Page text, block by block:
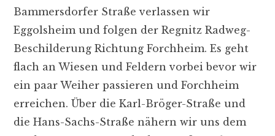
Bammersdorfer Straße verlassen wir
Eggolsheim und folgen der Regnitz Radweg-
Beschilderung Richtung Forchheim. Es geht
flach an Wiesen und Feldern vorbei bevor wir
ein paar Weiher passieren und Forchheim
erreichen. Über die Karl-Bröger-Straße und
die Hans-Sachs-Straße nähern wir uns dem